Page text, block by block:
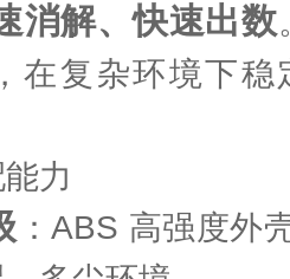
消解、快速出数
在复杂环境下稳
力
：ABS 高强度外